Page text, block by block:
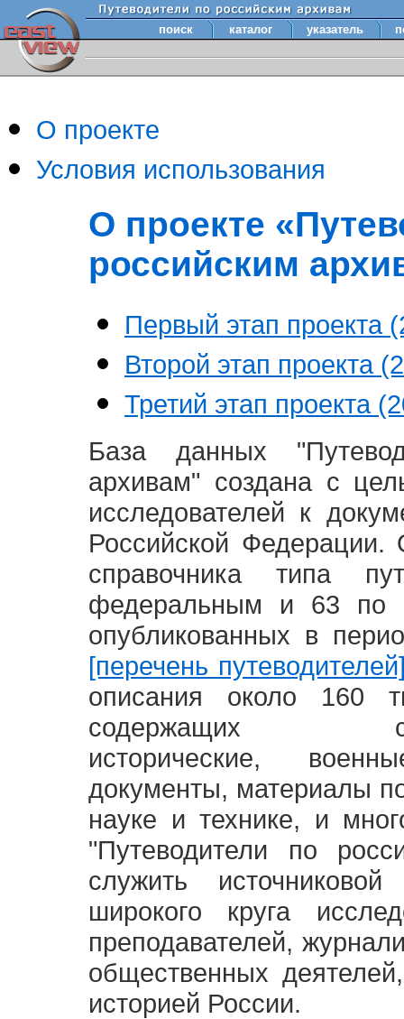
поиск каталог указатель
О проекте
Условия использования
О проекте
российским
Первый этап проекта
Второй этап проекта
Третий этап проекта
База данных
архивам" создана с
исследователей к
Российской
справочника типа
федеральным и 63 по
опубликованных в
[перечень
описания около 160
содержащих
исторические,
документы, материалы
науке и технике, и
"Путеводители по
служить
широкого круга
преподавателей,
общественных
историей России.